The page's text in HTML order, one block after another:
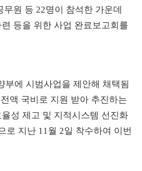
무원 등 22명이 참석한 가운데
등을 위한 사업 완료보고회를
부에 시범사업을 제안해 채택됨
액 국비로 지원 받아 추진하는
성 제고 및 지적시스템 선진화
로 지난 11 월 2일 착수하여 이번